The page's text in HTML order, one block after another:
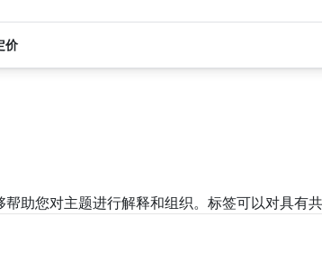
助您对主题进行解释和组织。标签可以对具有
价